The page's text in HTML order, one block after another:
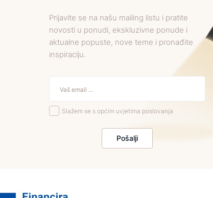
Prijavite se na našu mailing listu i pratite
novosti u ponudi, ekskluzivne ponude i
aktualne popuste, nove teme i pronađite
inspiraciju.
Slažem se s općim uvjetima poslovanja
Pošalji